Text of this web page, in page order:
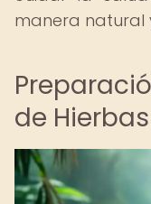
manera natural
de